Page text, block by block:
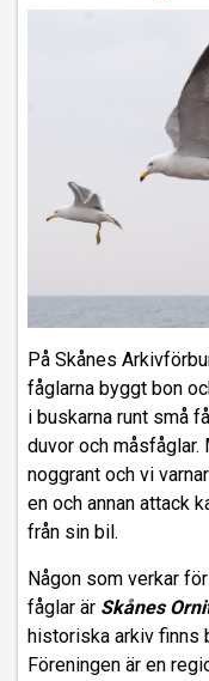
På Skånes
fåglarna byggt bon
i buskarna runt små
duvor och måsfåglar.
noggrant och vi
en och annan attack
från sin bil.
Någon som verkar
fåglar är Skånes
historiska arkiv finns
Föreningen är en